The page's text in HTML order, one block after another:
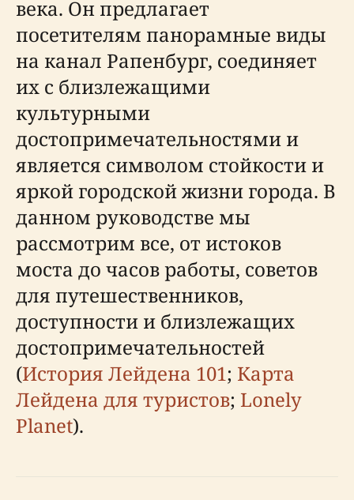
века. Он предлагает
посетителям панорамные виды
на канал Рапенбург, соединяет
их с близлежащими
культурными
достопримечательностями и
является символом стойкости и
яркой городской жизни города. В
данном руководстве мы
рассмотрим все, от истоков
моста до часов работы, советов
для путешественников,
доступности и близлежащих
достопримечательностей
(История Лейдена 101; Карта
Лейдена для туристов; Lonely
Planet).